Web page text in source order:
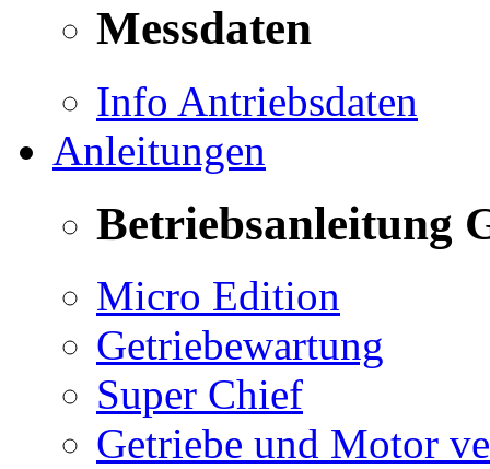
Messdaten
Info Antriebsdaten
Anleitungen
Betriebsanleitung
Micro Edition
Getriebewartung
Super Chief
Getriebe und Motor